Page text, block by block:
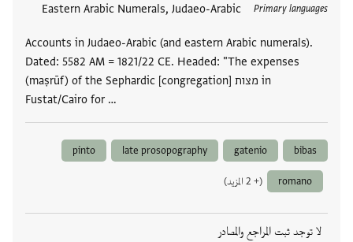
Primary languages
Eastern Arabic Numerals, Judaeo-Arabic
Accounts in Judaeo-Arabic (and eastern Arabic numerals).
Dated: 5582 AM = 1821/22 CE. Headed: "The expenses
(maṣrūf) of the Sephardic [congregation] מצות in
Fustat/Cairo for …
bibas
gatenio
late prosopography
pinto
romano (+ 2 المزيد)
لا توجد ثبت المراجع والمصادر